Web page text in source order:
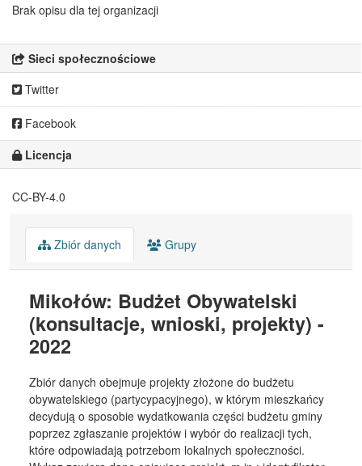
Brak opisu dla tej organizacji
Sieci społecznościowe
Twitter
Facebook
Licencja
CC-BY-4.0
Zbiór danych Grupy
Mikołów: Budżet Obywatelski
(konsultacje, wnioski, projekty) -
2022
Zbiór danych obejmuje projekty złożone do budżetu
obywatelskiego (partycypacyjnego), w którym mieszkańcy
decydują o sposobie wydatkowania części budżetu gminy
poprzez zgłaszanie projektów i wybór do realizacji tych,
które odpowiadają potrzebom lokalnych społeczności.